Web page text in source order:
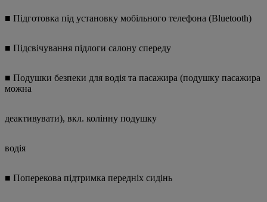
■ Підготовка під установку мобільного телефона (Bluetooth)
■ Підсвічування підлоги салону спереду
■ Подушки безпеки для водія та пасажира (подушку пасажира
можна
деактивувати), вкл. колінну подушку
водія
■ Поперекова підтримка передніх сидінь